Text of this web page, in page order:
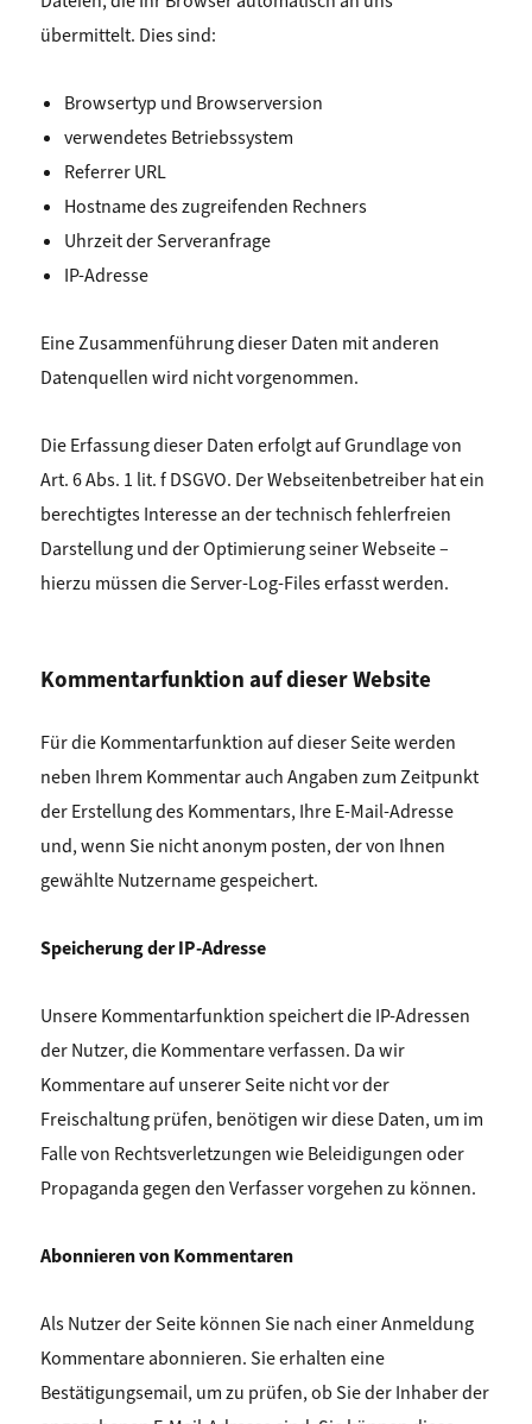
übermittelt. Dies sind:
Browsertyp und Browserversion
verwendetes Betriebssystem
Referrer URL
Hostname des zugreifenden Rechners
Uhrzeit der Serveranfrage
IP-Adresse
Eine Zusammenführung dieser Daten mit anderen
Datenquellen wird nicht vorgenommen.
Die Erfassung dieser Daten erfolgt auf Grundlage von
Art. 6 Abs. 1 lit. f DSGVO. Der Webseitenbetreiber hat ein
berechtigtes Interesse an der technisch fehlerfreien
Darstellung und der Optimierung seiner Webseite –
hierzu müssen die Server-Log-Files erfasst werden.
Kommentarfunktion auf dieser Website
Für die Kommentarfunktion auf dieser Seite werden
neben Ihrem Kommentar auch Angaben zum Zeitpunkt
der Erstellung des Kommentars, Ihre E-Mail-Adresse
und, wenn Sie nicht anonym posten, der von Ihnen
gewählte Nutzername gespeichert.
Speicherung der IP-Adresse
Unsere Kommentarfunktion speichert die IP-Adressen
der Nutzer, die Kommentare verfassen. Da wir
Kommentare auf unserer Seite nicht vor der
Freischaltung prüfen, benötigen wir diese Daten, um im
Falle von Rechtsverletzungen wie Beleidigungen oder
Propaganda gegen den Verfasser vorgehen zu können.
Abonnieren von Kommentaren
Als Nutzer der Seite können Sie nach einer Anmeldung
Kommentare abonnieren. Sie erhalten eine
Bestätigungsemail, um zu prüfen, ob Sie der Inhaber der